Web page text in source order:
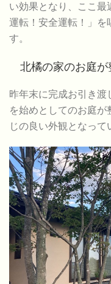
い効果となり、ここ
運転！安全運転！」を
す。
北橘の家のお庭が
昨年末に完成お引き
を始めとしてのお庭
じの良い外観となって